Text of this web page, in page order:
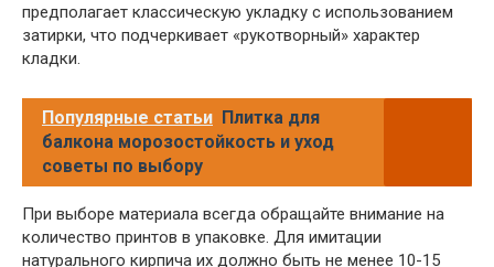
предполагает классическую укладку с использованием
затирки, что подчеркивает «рукотворный» характер
кладки.
Популярные статьи Плитка для
балкона морозостойкость и уход
советы по выбору
При выборе материала всегда обращайте внимание на
количество принтов в упаковке. Для имитации
натурального кирпича их должно быть не менее 10-15